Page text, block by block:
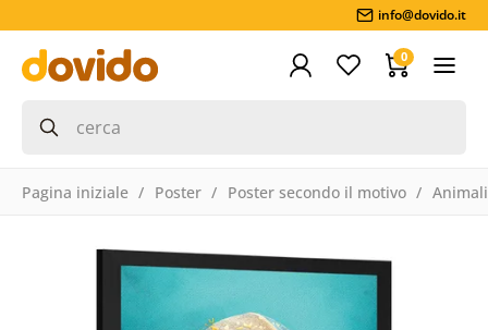
info@dovido.it
0
Pagina iniziale Poster Poster secondo il motivo Animali